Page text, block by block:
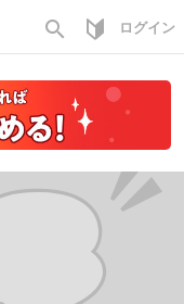
search ログイン